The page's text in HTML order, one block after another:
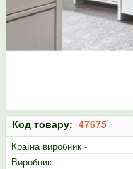
Код товару: 47675
Країна виробник -
Виробник -